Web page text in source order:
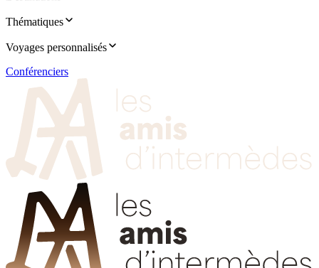
Thématiques
Voyages personnalisés
Conférenciers